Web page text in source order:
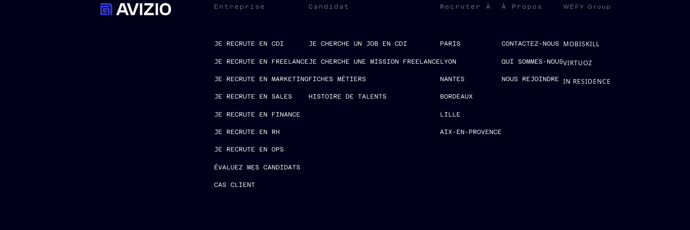
Entreprise
JE RECRUTE EN CDI
JE RECRUTE EN FREELANCE
JE RECRUTE EN MARKETING
JE RECRUTE EN SALES
JE RECRUTE EN FINANCE
JE RECRUTE EN RH
JE RECRUTE EN OPS
ÉVALUEZ MES CANDIDATS
CAS CLIENT
Candidat
JE CHERCHE UN JOB EN CDI
JE CHERCHE UNE MISSION FREELANCE
FICHES MÉTIERS
HISTOIRE DE TALENTS
Recruter À
PARIS
LYON
NANTES
BORDEAUX
LILLE
AIX-EN-PROVENCE
À Propos
CONTACTEZ-NOUS
QUI SOMMES-NOUS
NOUS REJOINDRE
WEFY Group
MOBISKILL
VIRTUOZ
IN RESIDENCE